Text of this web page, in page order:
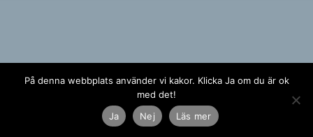
På denna webbplats använder vi kakor. Klicka Ja om du är ok
med det!
Ja
Nej Läs mer